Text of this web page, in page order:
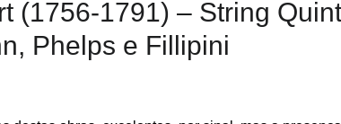
(1756-1791) – String
Phelps e Fillipini